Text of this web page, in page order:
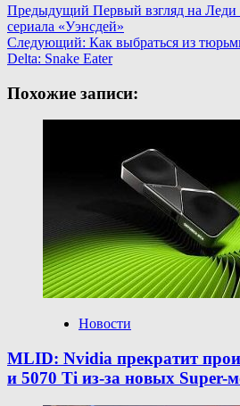
Навигация
записи
Предыдущий Первый взгляд на Леди
сериала «Уэнсдей»
Следующий: Как выбраться из
Delta: Snake Eater
Похожие записи:
Новости
MLID: Nvidia прекратит
и 5070 Ti из-за новых Super-